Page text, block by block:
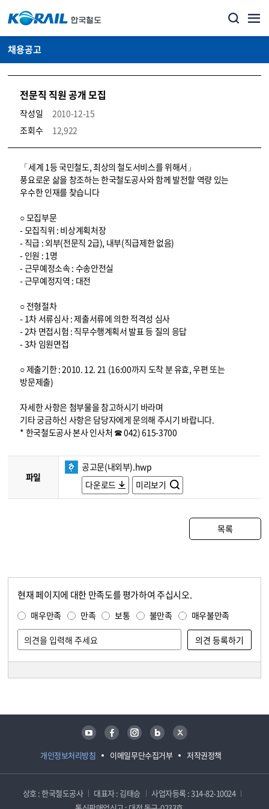
채용공고
전문직 직원 공개 모집
작성일
2010-12-15
조회수
12,922
코레일소개_경영공시_채용공고 상세보기 – 내용, 파일, 담당자 연락처로 구성
「세계 1등 국민철도, 최상의 철도서비스를 위해서」
풍요로운 삶을 창조하는 한국철도공사와 함께 발전할 역량 있는
우수한 인재를 찾습니다
○ 모집부문
- 모집직위 : 비상계획처장
- 직급 : 외부(전문직 2급), 내부(직급제한 없음)
- 인원 : 1명
- 근무예정소속 : 수송안전실
- 근무예정지역 : 대전
○ 전형절차
- 1차 서류심사 : 제출서류에 의한 적격성 심사
- 2차 면접시험 : 직무수행계획서 발표 등 질의 응답
- 3차 임원면접
○ 제출기한 : 2010. 12. 21 (16:00까지 도착 분 유효, 우편 또는
방문제출)
자세한 사항은 첨부물을 참고하시기 바라며
기타 궁금하신 사항은 담당자에게 문의해 주시기 바랍니다.
* 한국철도공사 본사 인사처 ☎ 042) 615-3700
파일
공고문(내외부).hwp
다운로드
미리보기
목록
현재 페이지에 대한 만족도를 평가하여 주십시오.
매우만족 만족 보통 불만족 매우불만족
개인정보처리방침 이메일무단수집거부 저작권정책
유튜브 페이스북 인스타그램 블로그 트위터
상호 : 한국철도공사 대표자 : 김태승
사업자등록 : 314-82-10024